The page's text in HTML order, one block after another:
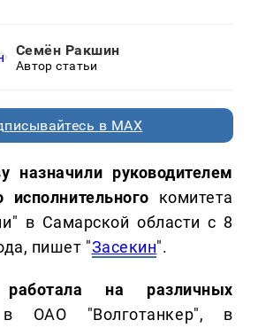
Семён Ракшин
Автор статьи
в MAX
назначили руководителем
исполнительного комитета
в Самарской области с 8
пишет "Засекин".
на различных
ОАО "Волготанкер", в